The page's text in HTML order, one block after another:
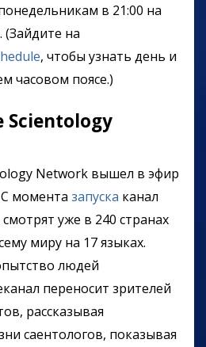
в 21:00 на
на
, чтобы узнать день и
часовом поясе.)
Scientology
Network вышел в эфир
С момента запуска канал
уже в 240 странах
миру на 17 языках.
людей
переносит зрителей
рассказывая
саентологов, показывая